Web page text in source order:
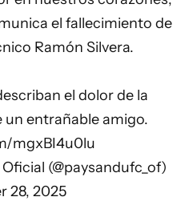
el fallecimiento de
Ramón Silvera.
el dolor de la
un entrañable amigo.
mgxBI4u0lu
(@paysandufc_of)
28, 2025